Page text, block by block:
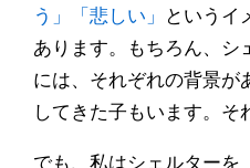
う」「悲しい」
というイ
あります。もちろん、シ
には、それぞれの背景が
してきた子もいます。そ
でも、私はシェルターを